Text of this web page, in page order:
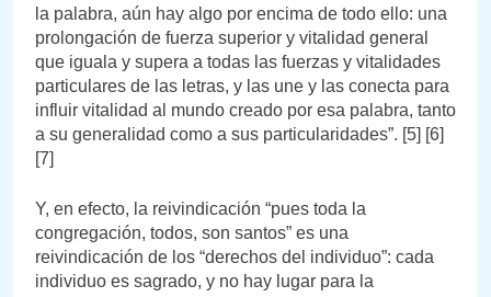
la palabra, aún hay algo por encima de todo ello: una
prolongación de fuerza superior y vitalidad general
que iguala y supera a todas las fuerzas y vitalidades
particulares de las letras, y las une y las conecta para
influir vitalidad al mundo creado por esa palabra, tanto
a su generalidad como a sus particularidades”. [5] [6]
[7]
Y, en efecto, la reivindicación “pues toda la
congregación, todos, son santos” es una
reivindicación de los “derechos del individuo”: cada
individuo es sagrado, y no hay lugar para la